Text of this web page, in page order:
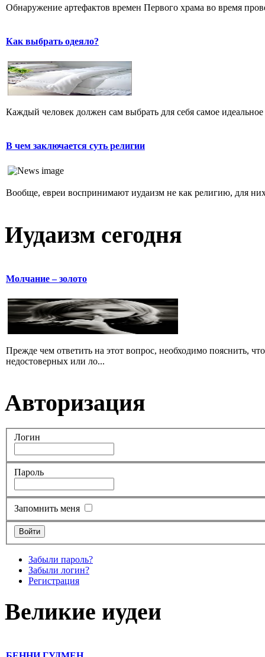
Обнаружение артефактов времен Первого храма во время
Как выбрать одеяло?
Каждый человек должен сам выбрать для себя самое
В чем заключается суть религии
Вообще, евреи воспринимают иудаизм не как религию, для
Иудаизм сегодня
Молчание – золото
Прежде чем ответить на этот вопрос, необходимо пояснить,
недостоверных или ло...
Авторизация
Логин
Пароль
Запомнить меня
Забыли пароль?
Забыли логин?
Регистрация
Великие иудеи